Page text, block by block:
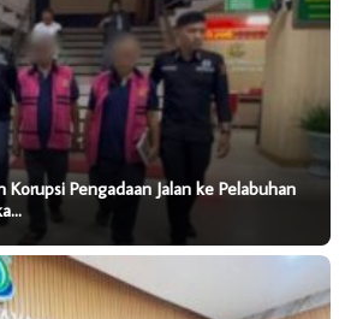
Korupsi Pengadaan Jalan ke Pelabuhan